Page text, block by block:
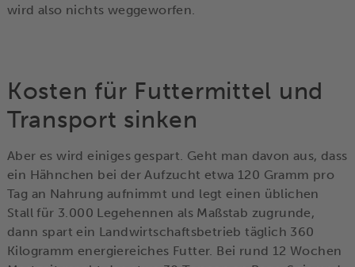
wird also nichts weggeworfen.
Kosten für Futtermittel und
Transport sinken
Aber es wird einiges gespart. Geht man davon aus, dass
ein Hähnchen bei der Aufzucht etwa 120 Gramm pro
Tag an Nahrung aufnimmt und legt einen üblichen
Stall für 3.000 Legehennen als Maßstab zugrunde,
dann spart ein Landwirtschaftsbetrieb täglich 360
Kilogramm energiereiches Futter. Bei rund 12 Wochen